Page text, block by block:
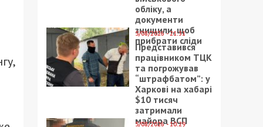
обліку, а
документи
знищили, щоб
прибрати сліди
5/08/2026 - 21:31
Представився
працівником ТЦК
та погрожував
“штрафбатом”: у
Харкові на хабарі
$10 тисяч
затримали
майора ВСП
5/08/2026 - 10:29